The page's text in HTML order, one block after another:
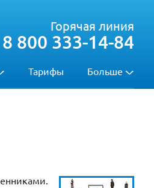
Тарифы Больше
Горячая линия
8 800 333-14-84